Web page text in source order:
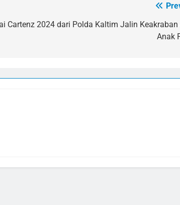
Cartenz 2024 dari Polda Kaltim Jalin Keakraban
Anak